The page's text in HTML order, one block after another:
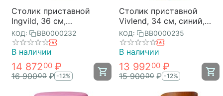
Столик приставной
Ingvild, 36 см,
сиреневый, Bergenson
Bjorn
КОД: BB0000232
В наличии
14 87200 ₽
16 90000 ₽ -12%
Столик приставной
Vivlend, 34 см, синий,
Bergenson Bjorn
КОД: BB0000235
В наличии
13 99200 ₽
15 90000 ₽ -12%